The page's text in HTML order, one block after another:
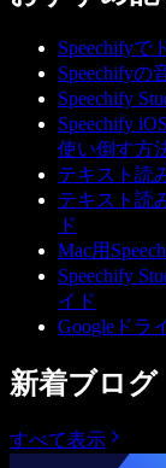
Speechify
Speechifyの
Speechify
Speechify
使い倒す方
テキスト読
テキスト読
ド
Mac用
Speechify
イド
Googleドラ
新着ブログ
すべて表示